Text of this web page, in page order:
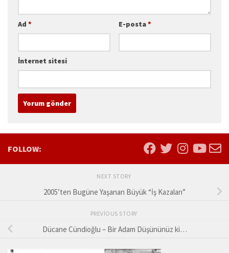
Ad * E-posta*
İnternet sitesi
FOLLOW:
NEXT STORY
2005’ten Bugüne Yaşanan Büyük “İş Kazaları”
PREVIOUS STORY
Dücane Cündioğlu – Bir Adam Düşününüz ki…